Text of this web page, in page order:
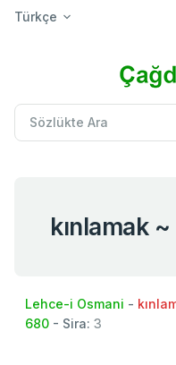
Türkçe
Lehce-i Osmani -
680 - Sira: 3